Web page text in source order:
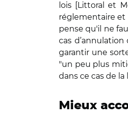
lois [Littoral et
réglementaire et
pense qu'il ne
cas
garantir une
"un peu plus
dans ce cas de
Mieux